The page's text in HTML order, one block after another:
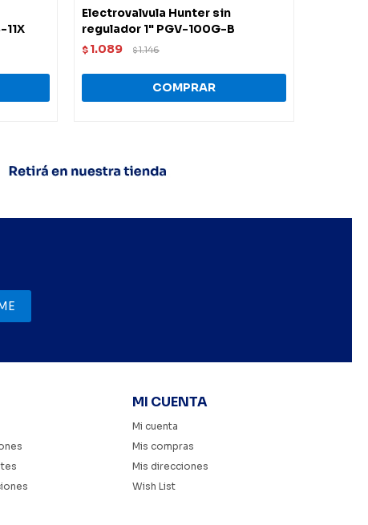
Electrovalvula Hunter sin
regulador 1" PGV-100G-B
$ 1.089 $1.146
MI CUENTA
Mi cuenta
Mis compras
Mis direcciones
Wish List